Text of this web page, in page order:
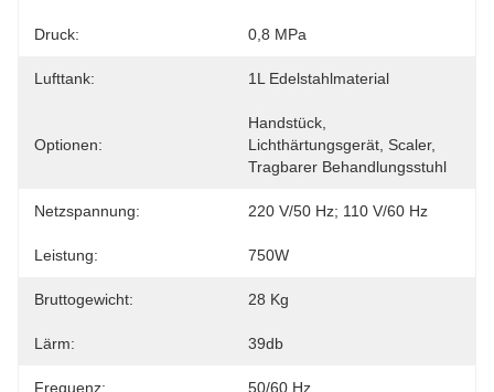
Druck: 0,8 MPa
Lufttank: 1L Edelstahlmaterial
Optionen:
Handstück,
Lichthärtungsgerät, Scaler,
Tragbarer Behandlungsstuhl
Netzspannung: 220 V/50 Hz; 110 V/60 Hz
Leistung: 750W
Bruttogewicht: 28 Kg
Lärm: 39db
Frequenz: 50/60 Hz